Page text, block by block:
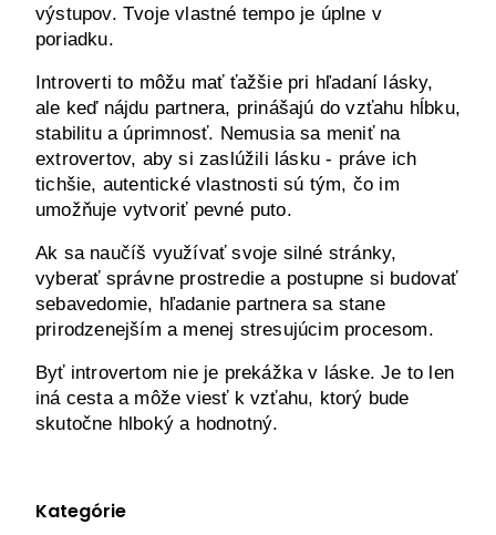
výstupov. Tvoje vlastné tempo je úplne v
poriadku.
Introverti to môžu mať ťažšie pri hľadaní lásky,
ale keď nájdu partnera, prinášajú do vzťahu hĺbku,
stabilitu a úprimnosť. Nemusia sa meniť na
extrovertov, aby si zaslúžili lásku - práve ich
tichšie, autentické vlastnosti sú tým, čo im
umožňuje vytvoriť pevné puto.
Ak sa naučíš využívať svoje silné stránky,
vyberať správne prostredie a postupne si budovať
sebavedomie, hľadanie partnera sa stane
prirodzenejším a menej stresujúcim procesom.
Byť introvertom nie je prekážka v láske. Je to len
iná cesta a môže viesť k vzťahu, ktorý bude
skutočne hlboký a hodnotný.
Kategórie